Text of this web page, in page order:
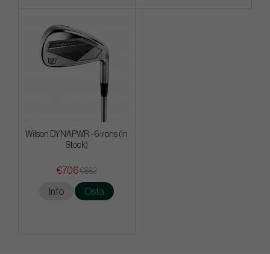
Wilson DYNAPWR - 6 irons (In
Stock)
€706€882
Info Osta